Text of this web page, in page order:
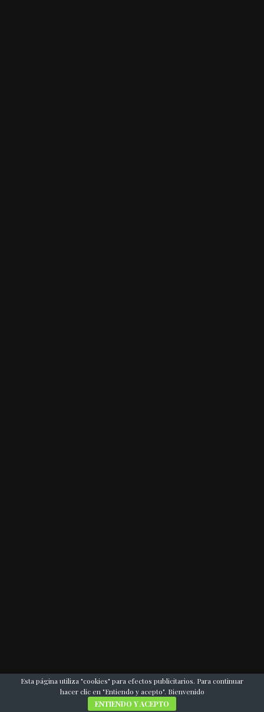
ARCHIVOS
Esta página utiliza "cookies" para efectos publicitarios. Para continuar
hacer clic en "Entiendo y acepto". Bienvenido
ENTIENDO Y ACEPTO